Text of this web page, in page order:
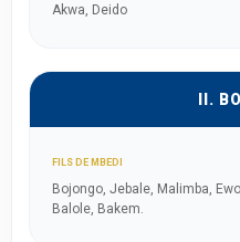
Akwa, Deido
II.
FILS DE MBEDI
Bojongo, Jebale, Malimba,
Balole, Bakem.